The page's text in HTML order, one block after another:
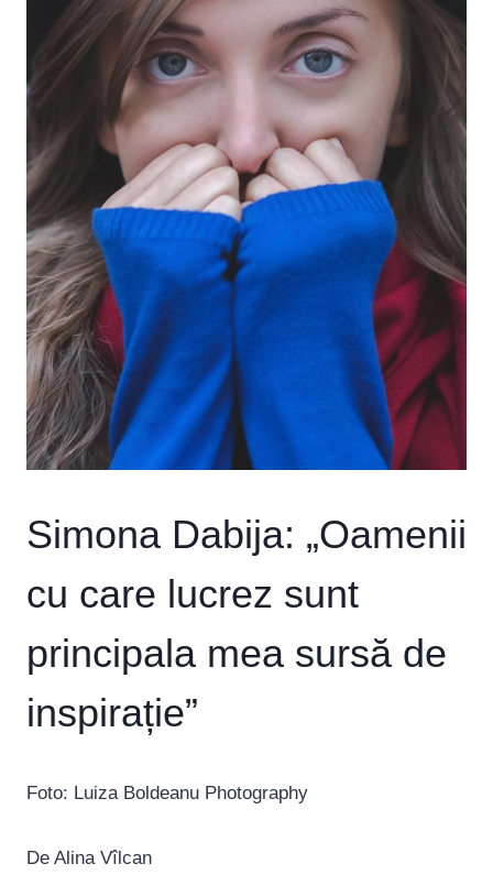
Simona Dabija: „Oamenii
cu care lucrez sunt
principala mea sursă de
inspirație”
Foto: Luiza Boldeanu Photography
De Alina Vîlcan